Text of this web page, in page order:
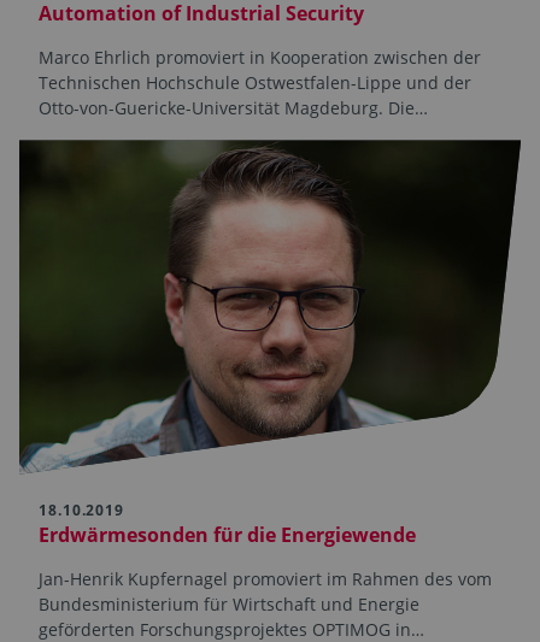
Automation of Industrial Security
Marco Ehrlich promoviert in Kooperation zwischen der
Technischen Hochschule Ostwestfalen-Lippe und der
Otto-von-Guericke-Universität Magdeburg. Die…
18.10.2019
Erdwärmesonden für die Energiewende
Jan-Henrik Kupfernagel promoviert im Rahmen des vom
Bundesministerium für Wirtschaft und Energie
geförderten Forschungsprojektes OPTIMOG in…